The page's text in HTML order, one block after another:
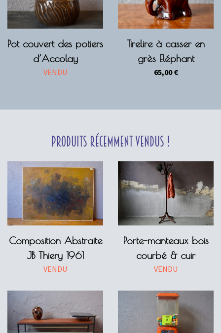
Pot couvert des potiers
d’Accolay
VENDU
Tirelire à casser en
grès Eléphant
65,00€
Produits récemment vendus !
Composition Abstraite
JB Thiery 1961
VENDU
Porte-manteaux bois
courbé & cuir
VENDU